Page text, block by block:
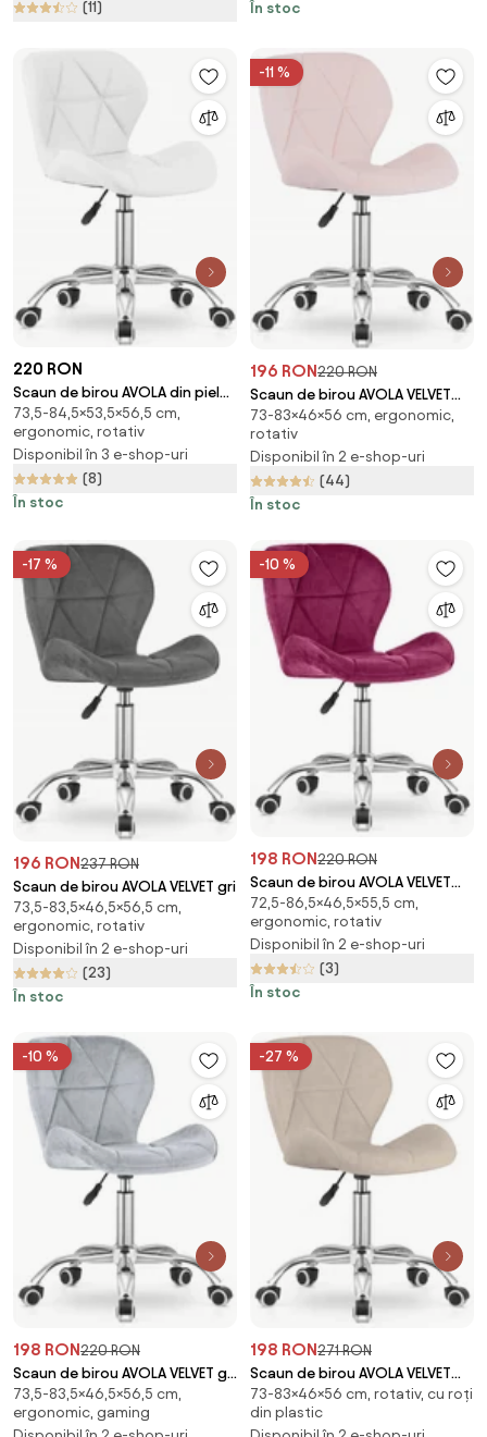
(11) În stoc
220 RON
Scaun de birou AVOLA din piele
ecologica, alb
73,5-84,5×53,5×56,5 cm,
ergonomic, rotativ
Disponibil în 3 e-shop-uri
(8)
În stoc
-11 %
196 RON220 RON
Scaun de birou AVOLA VELVET
roz
73-83×46×56 cm, ergonomic,
rotativ
Disponibil în 2 e-shop-uri
(44)
În stoc
-17 %
196 RON237 RON
Scaun de birou AVOLA VELVET gri
73,5-83,5×46,5×56,5 cm,
ergonomic, rotativ
Disponibil în 2 e-shop-uri
(23)
În stoc
-10 %
198 RON220 RON
Scaun de birou AVOLA VELVET
bordeaux
72,5-86,5×46,5×55,5 cm,
ergonomic, rotativ
Disponibil în 2 e-shop-uri
(3)
În stoc
-10 %
198 RON220 RON
Scaun de birou AVOLA VELVET gri
deschis
73,5-83,5×46,5×56,5 cm,
ergonomic, gaming
-27 %
198 RON271 RON
Scaun de birou AVOLA VELVET
bej
73-83×46×56 cm, rotativ, cu roți
din plastic